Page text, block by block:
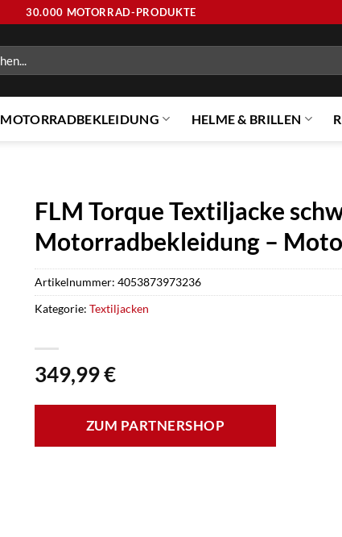
30.000 MOTORRAD-PRODUKTE
MOTORRADBEKLEIDUNG HELME & BRILLEN
FLM Torque Textiljacke
Motorradbekleidung –
349,99€
ZUM PARTNERSHOP
Artikelnummer: 4053873973236
Kategorie: Textiljacken